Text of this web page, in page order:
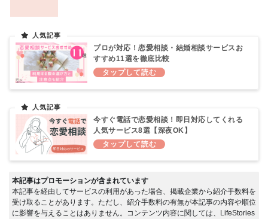
プロが対応！恋愛相談・結婚相談サービスお
すすめ11選を徹底比較
今すぐ電話で恋愛相談！即日対応してくれる
人気サービス8選【深夜OK】
本記事はプロモーションが含まれています
本記事を経由してサービスの利用があった場合、掲載企業から紹介手数料を
受け取ることがあります。ただし、紹介手数料の有無が本記事の内容や順位
に影響を与えることはありません。コンテンツ内容に関しては、LifeStories